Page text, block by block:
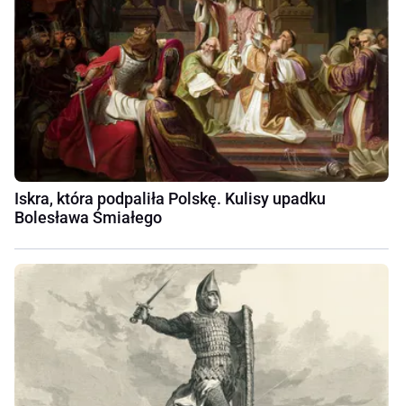
Iskra, która podpaliła Polskę. Kulisy upadku
Bolesława Śmiałego